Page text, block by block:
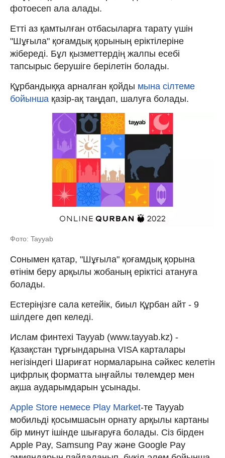
фотоесеп ала алады.
Етті аз қамтылған отбасыларға тарату үшін
"Шұғыла" қоғамдық қорының еріктілеріне
жібереді. Бұл қызметтердің жалпы есебі
тапсырыс берушіге берілетін болады.
Құрбандыққа арналған қойды мына сілтеме
бойынша қазір-ақ таңдап, шалуға болады.
Фото: Tayyab
Сонымен қатар, "Шұғыла" қоғамдық қорына
өтінім беру арқылы жобаның еріктісі атануға
болады.
Естеріңізге сала кетейік, биыл Құрбан айт - 9
шілдеге дөп келеді.
Ислам финтехі Tayyab (www.tayyab.kz) -
Қазақстан тұрғындарына VISA карталары
негізіндегі Шариғат нормаларына сәйкес келетін
цифрлық форматта ыңғайлы төлемдер мен
ақша аударымдарын ұсынады.
Apple Store немесе Play Market-те Tayyab
мобильді қосымшасын орнату арқылы картаны
бір минут ішінде шығаруға болады. Сіз бірден
Apple Pay, Samsung Pay және Google Pay